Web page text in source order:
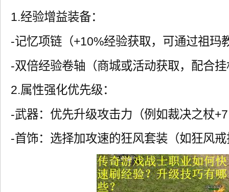
1.经验增益装备：
-记忆项链（+10%经验获取，可通过祖玛
-双倍经验卷轴（商城或活动获取，配合
2.属性强化优先级：
-武器：优先升级攻击力（例如裁决之杖
-首饰：选择加攻速的狂风套装（如狂风